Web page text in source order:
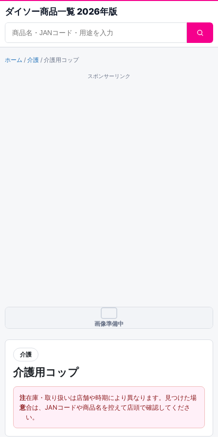
ダイソー商品一覧 2026年版
商品検索
ホーム / 介護 / 介護用コップ
スポンサーリンク
画像準備中
介護
介護用コップ
注
意
在庫・取り扱いは店舗や時期により異なります。見つけた場
合は、JANコードや商品名を控えて店頭で確認してくださ
い。